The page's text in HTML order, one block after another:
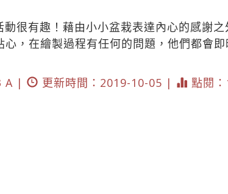
很有趣！藉由小小盆栽表達內心的感謝
，在繪製過程有任何的問題，他們都會
A |
更新時間：2019-10-05 | 點閱